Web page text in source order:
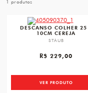
1
DESCANSO COLHER 25
10CM CEREJA
STAUB
R$ 229,00
VER PRODUTO